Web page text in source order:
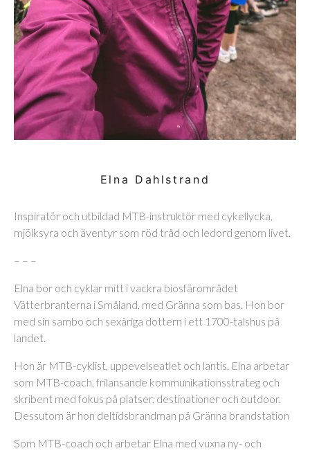
Elna Dahlstrand
Inspiratör och utbildad MTB-instruktör med cykellycka,
mjölksyra och äventyr som röd tråd och ledord genom livet.
– – –
Elna bor och cyklar mitt i vackra biosfärområdet
Vätterbranterna i Småland, med Gränna som bas. Hon bor
med sin sambo och sexåriga dottern i ett 1700-talshus på
landet.
Hon är MTB-cyklist, uppevelseatlet och lantis. Elna arbetar
som MTB-coach, frilansande kommunikationsstrateg och
skribent med fokus på platser, destinationer och outdoor.
Dessutom är hon deltidsbrandman på Gränna brandstation
Som MTB-coach och arbetar Elna med vuxna ny- och